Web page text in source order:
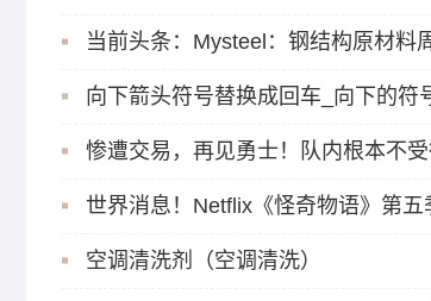
当前头条：Mysteel：钢结构原材料
向下箭头符号替换成回车_向下的符
世界消息！Netflix《怪奇物语》第
空调清洗剂（空调清洗）